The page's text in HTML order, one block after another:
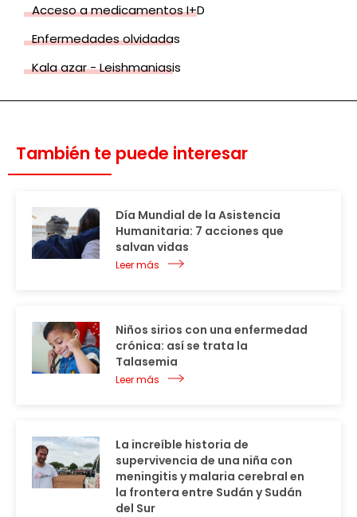
Acceso a medicamentos I+D
Enfermedades olvidadas
Kala azar - Leishmaniasis
También te puede interesar
Día Mundial de la Asistencia
Humanitaria: 7 acciones que
salvan vidas
Leer más
Niños sirios con una enfermedad
crónica: así se trata la
Talasemia
Leer más
La increíble historia de
supervivencia de una niña con
meningitis y malaria cerebral en
la frontera entre Sudán y Sudán
del Sur